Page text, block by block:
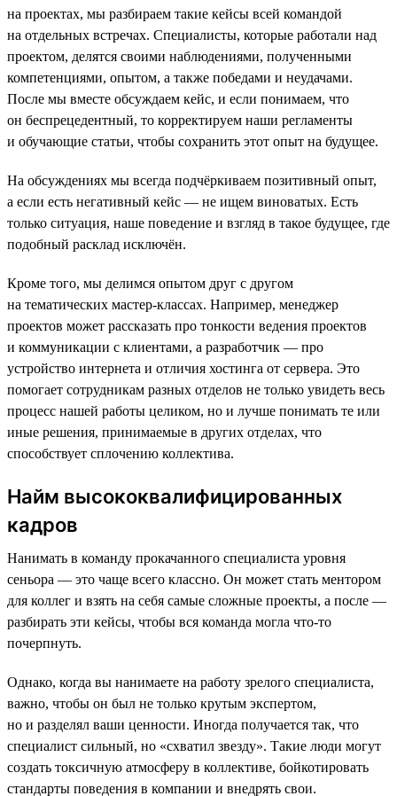
на проектах, мы разбираем такие кейсы всей командой
на отдельных встречах. Специалисты, которые работали над
проектом, делятся своими наблюдениями, полученными
компетенциями, опытом, а также победами и неудачами.
После мы вместе обсуждаем кейс, и если понимаем, что
он беспрецедентный, то корректируем наши регламенты
и обучающие статьи, чтобы сохранить этот опыт на будущее.
На обсуждениях мы всегда подчёркиваем позитивный опыт,
а если есть негативный кейс — не ищем виноватых. Есть
только ситуация, наше поведение и взгляд в такое будущее, где
подобный расклад исключён.
Кроме того, мы делимся опытом друг с другом
на тематических мастер-классах. Например, менеджер
проектов может рассказать про тонкости ведения проектов
и коммуникации с клиентами, а разработчик — про
устройство интернета и отличия хостинга от сервера. Это
помогает сотрудникам разных отделов не только увидеть весь
процесс нашей работы целиком, но и лучше понимать те или
иные решения, принимаемые в других отделах, что
способствует сплочению коллектива.
Найм высококвалифицированных
кадров
Нанимать в команду прокачанного специалиста уровня
сеньора — это чаще всего классно. Он может стать ментором
для коллег и взять на себя самые сложные проекты, а после —
разбирать эти кейсы, чтобы вся команда могла что-то
почерпнуть.
Однако, когда вы нанимаете на работу зрелого специалиста,
важно, чтобы он был не только крутым экспертом,
но и разделял ваши ценности. Иногда получается так, что
специалист сильный, но «схватил звезду»‎. Такие люди могут
создать токсичную атмосферу в коллективе, бойкотировать
стандарты поведения в компании и внедрять свои.